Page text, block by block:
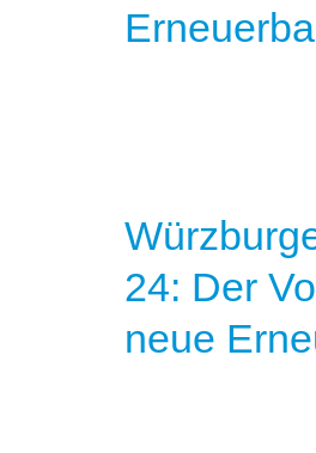
24: Der
neue